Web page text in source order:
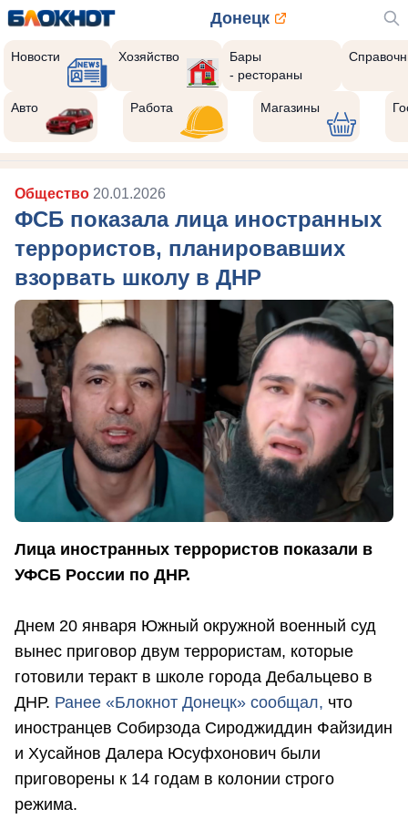
Донецк
Новости Хозяйство
Бары
- рестораны
Авто Работа Магазины
Общество 20.01.2026
ФСБ показала лица иностранных
террористов, планировавших
взорвать школу в ДНР
Лица иностранных террористов показали в
УФСБ России по ДНР.
Днем 20 января Южный окружной военный суд
вынес приговор двум террористам, которые
готовили теракт в школе города Дебальцево в
ДНР. Ранее «Блокнот Донецк» сообщал, что
иностранцев Собирзода Сироджиддин Файзидин
и Хусайнов Далера Юсуфхонович были
приговорены к 14 годам в колонии строго
режима.